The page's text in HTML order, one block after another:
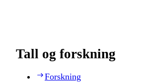
Tall og forskning
Forskning